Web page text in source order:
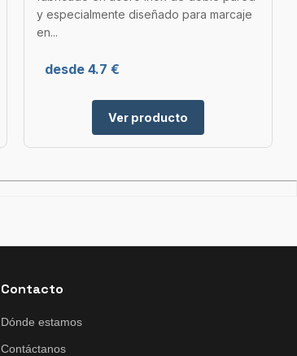
y especialmente diseñado para marcaje
en...
desde 4.7 €
Ver producto
Contacto
Dónde estamos
Contáctanos